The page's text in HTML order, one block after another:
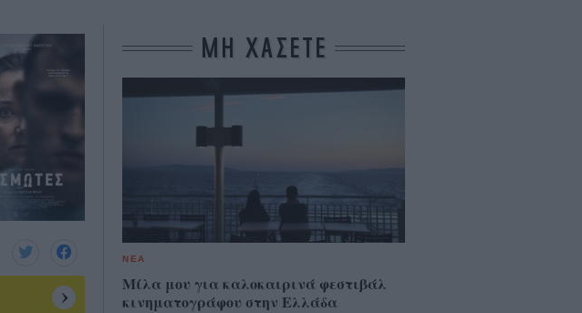
ΜΗ ΧΑΣΕΤΕ
ΝΕΑ
Μίλα μου για καλοκαιρινά φεστιβάλ
κινηματογράφου στην Ελλάδα